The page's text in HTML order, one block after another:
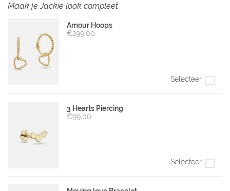
Maak je Jackie look compleet
Amour Hoops
€299,00
Selecteer
3 Hearts Piercing
€99,00
Selecteer